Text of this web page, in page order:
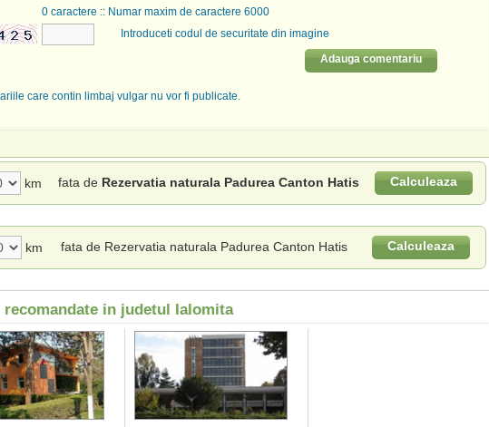
0caractere :: Numar maxim de caractere 6000
Introduceti codul de securitate din imagine
Adauga comentariu
care contin limbaj vulgar nu vor fi publicate.
km fata de Rezervatia naturala Padurea Canton Hatis Calculeaza
km fata de Rezervatia naturala Padurea Canton Hatis Calculeaza
in judetul Ialomita